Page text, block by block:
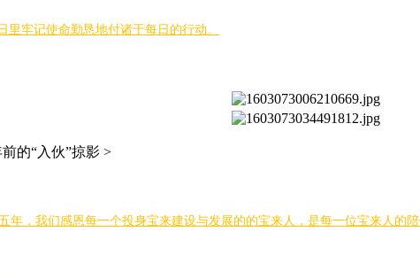
牢记使命勤恳地付诸于每日的行动。
的“入伙”掠影 >
，我们感恩每一个投身宝来建设与发展的的宝来人，是每一位宝来人的